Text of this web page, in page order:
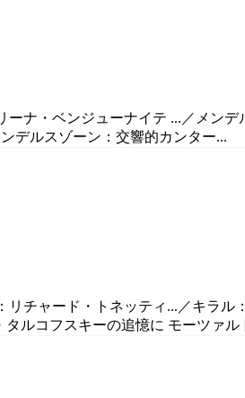
ナ・ベンジューナイテ ...／メン
デルスゾーン：交響的カンター...
チャード・トネッティ...／キラル
ルコフスキーの追憶に モーツァル